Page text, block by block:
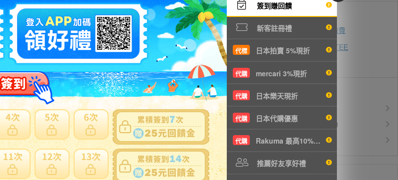
簽到賺回饋
新客註冊禮
代標 日本拍賣 5%現折
代購 mercari 3%現折
代購 日本樂天現折
代購 日本代購優惠
代購 Rakuma 最高10%現折
推薦好友享好禮
：e1229355614
：有傷損和汙損(在描述中說明)(說明)
：有
：否
：有
：否
付款方式
即時付款 ATM轉帳 超商代碼繳費
先買後付 zingala銀角零卡 AFTEE
信用卡付款
優惠活動
免服務費
空運優惠 運費$150/KG起(以克計價)
VIP會員 白金會員升等優惠